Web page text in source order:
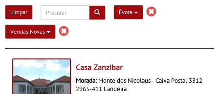
Limpar Évora
Vendas Novas
Casa Zanzibar
Morada: Monte dos Nicolaus - Caixa Postal 3312
2965-411 Landeira